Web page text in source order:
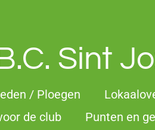
Sint
/ Ploegen
de club Punten en